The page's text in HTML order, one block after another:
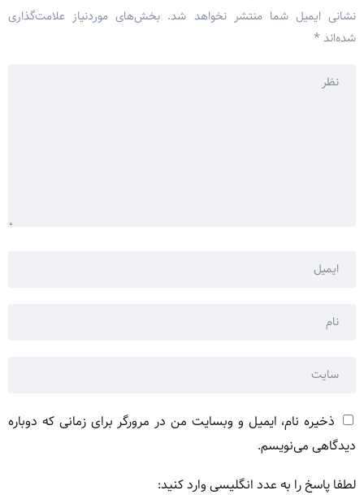
نشانی ایمیل شما منتشر نخواهد شد. بخش‌های موردنیاز علامت‌گذاری
شده‌اند *
ذخیره نام، ایمیل و وبسایت من در مرورگر برای زمانی که دوباره
دیدگاهی می‌نویسم.
لطفا پاسخ را به عدد انگلیسی وارد کنید: